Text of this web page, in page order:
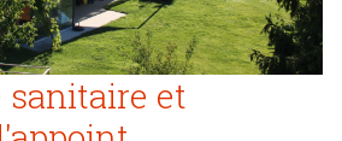
sanitaire et